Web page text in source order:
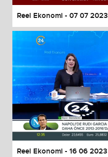
Reel Ekonomi - 07 07 2023
Reel Ekonomi - 16 06 2023